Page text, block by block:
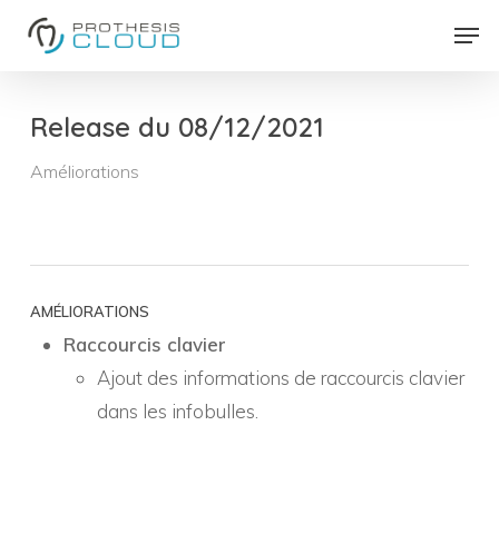
contentRelease du 08/12/2021
Améliorations
AMÉLIORATIONS
Raccourcis clavier
Ajout des informations de raccourcis clavier
dans les infobulles.